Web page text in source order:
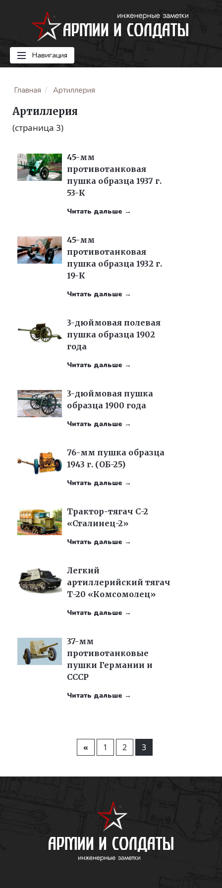
Навигация
Главная Артиллерия
Артиллерия
(страница 3)
45-мм
противотанковая
пушка образца 1937 г.
53-К
Читать дальше →
45-мм
противотанковая
пушка образца 1932 г.
19-К
Читать дальше →
3-дюймовая полевая
пушка образца 1902
года
Читать дальше →
3-дюймовая пушка
образца 1900 года
Читать дальше →
76-мм пушка образца
1943 г. (ОБ-25)
Читать дальше →
Трактор-тягач С-2
«Сталинец-2»
Читать дальше →
Легкий
артиллерийский тягач
Т-20 «Комсомолец»
Читать дальше →
37-мм
противотанковые
пушки Германии и
СССР
Читать дальше →
« 1 2 3